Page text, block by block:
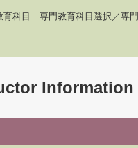
育科目 専門教育科目選択／専
Information